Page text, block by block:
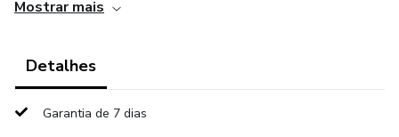
uma delas foi pensada para facilitar o acompanhamento e
- Vídeo Tour pelo Template: Para ajudar você a entender e
vídeo detalhado que guia você por todas as
Mostrar mais
Detalhes
Garantia de 7 dias